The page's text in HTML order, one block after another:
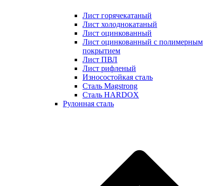
Лист горячекатаный
Лист холоднокатаный
Лист оцинкованный
Лист оцинкованный с полимерным
покрытием
Лист ПВЛ
Лист рифленый
Износостойкая сталь
Сталь Magstrong
Сталь HARDOX
Рулонная сталь